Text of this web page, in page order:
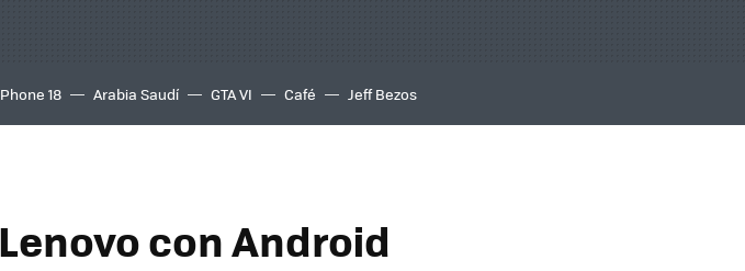
18 Arabia Saudí GTA VI Café Jeff Bezos
con Android